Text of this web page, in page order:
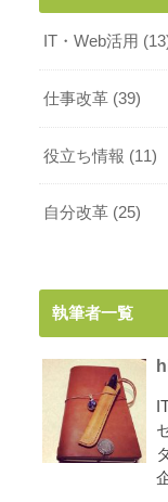
IT・Web活用
仕事改革 (39)
役立ち情報 (11)
自分改革 (25)
執筆者一覧